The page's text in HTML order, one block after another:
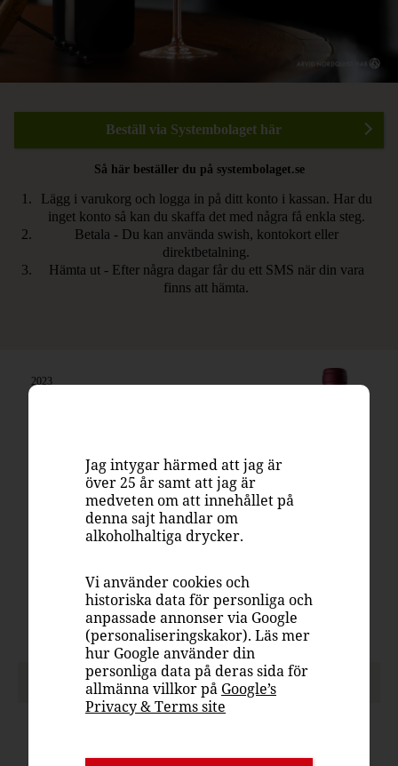
2023
Flaska, 750 ml
Systembolaget
Uruguay
Tannat
14.5%
PASSAR TILL
Beställ via Systembolaget här
Så här beställer du på systembolaget.se
Lägg i varukorg och logga in på ditt konto i kassan. Har du
inget konto så kan du skaffa det med några få enkla steg.
Betala - Du kan använda swish, kontokort eller
direktbetalning.
Hämta ut - Efter några dagar får du ett SMS när din vara
finns att hämta.
Jag intygar härmed att jag är
över 25 år samt att jag är
medveten om att innehållet på
denna sajt handlar om
alkoholhaltiga drycker.
Vi använder cookies och
historiska data för personliga och
anpassade annonser via Google
(personaliseringskakor). Läs mer
hur Google använder din
personliga data på deras sida för
allmänna villkor på Google’s
Privacy & Terms site